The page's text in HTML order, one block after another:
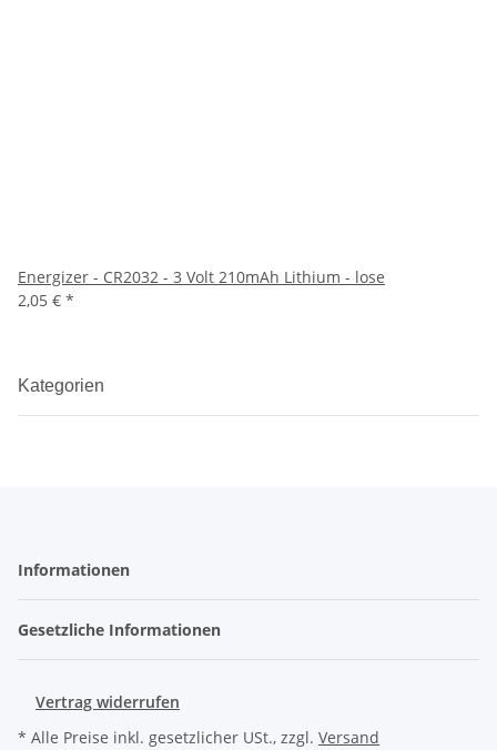
Energizer - CR2032 - 3 Volt 210mAh Lithium - lose
2,05 € *
Kategorien
Informationen
Gesetzliche Informationen
Vertrag widerrufen
* Alle Preise inkl. gesetzlicher USt., zzgl. Versand